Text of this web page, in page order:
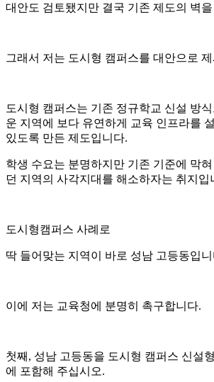
대안도 검토됐지만 결국 기존 제도의 벽
그래서 저는 도시형 캠퍼스를 대안으로
도시형 캠퍼스는 기존 정규학교 신설 방
운 지역에 보다 유연하게 교육 인프라를
있도록 만든 제도입니다.
학생 수요는 분명하지만 기존 기준에 막
던 지역의 사각지대를 해소하자는 취지입
도시형캠퍼스 사례로
딱 들어맞는 지역이 바로 성남 고등동입니
이에 저는 교육청에 분명히 촉구합니다.
첫째, 성남 고등동을 도시형 캠퍼스 신설
에 포함해 주십시오.